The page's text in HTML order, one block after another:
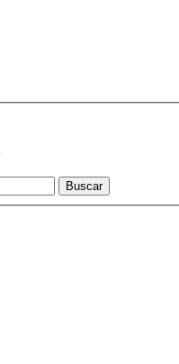
Buscar